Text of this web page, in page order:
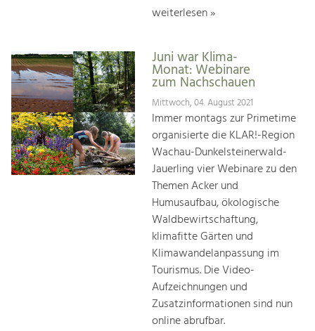
weiterlesen »
Juni war Klima-
Monat: Webinare
zum Nachschauen
Mittwoch, 04. August 2021
Immer montags zur Primetime
organisierte die KLAR!-Region
Wachau-Dunkelsteinerwald-
Jauerling vier Webinare zu den
Themen Acker und
Humusaufbau, ökologische
Waldbewirtschaftung,
klimafitte Gärten und
Klimawandelanpassung im
Tourismus. Die Video-
Aufzeichnungen und
Zusatzinformationen sind nun
online abrufbar.